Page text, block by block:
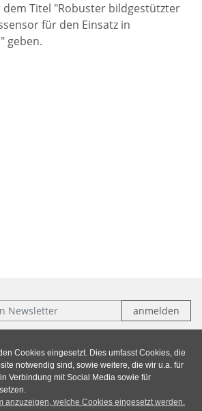
Cookies eingesetzt. Dies umfasst Cookies, die
notwendig sind, sowie weitere, die wir u.a. für
Verbindung mit Social Media sowie für
anzuzeigen, welche Cookies eingesetzt werden.
Titel "Robuster bildgestützter
für den Einsatz in
geben.